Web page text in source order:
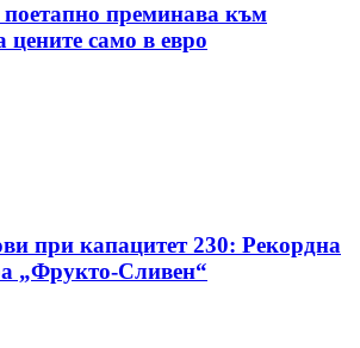
преминава към
цените само в евро
при капацитет 230: Рекордна
„Фрукто-Сливен“